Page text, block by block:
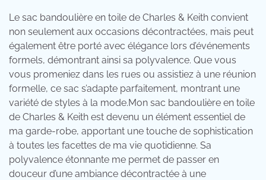
Le sac bandoulière en toile de Charles & Keith convient
non seulement aux occasions décontractées, mais peut
également être porté avec élégance lors d’événements
formels, démontrant ainsi sa polyvalence. Que vous
vous promeniez dans les rues ou assistiez à une réunion
formelle, ce sac s’adapte parfaitement, montrant une
variété de styles à la mode.Mon sac bandoulière en toile
de Charles & Keith est devenu un élément essentiel de
ma garde-robe, apportant une touche de sophistication
à toutes les facettes de ma vie quotidienne. Sa
polyvalence étonnante me permet de passer en
douceur d’une ambiance décontractée à une